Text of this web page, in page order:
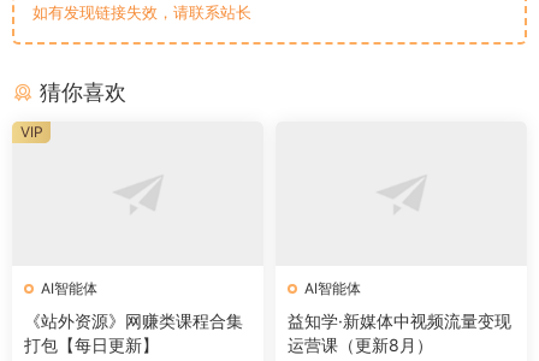
如有发现链接失效，请联系站长
猜你喜欢
AI智能体
《站外资源》网赚类课程合集
打包【每日更新】
VIP
AI智能体
益知学·新媒体中视频流量变现
运营课（更新8月）